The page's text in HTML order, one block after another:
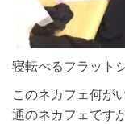
寝転べるフラット
このネカフェ何が
通のネカフェですが